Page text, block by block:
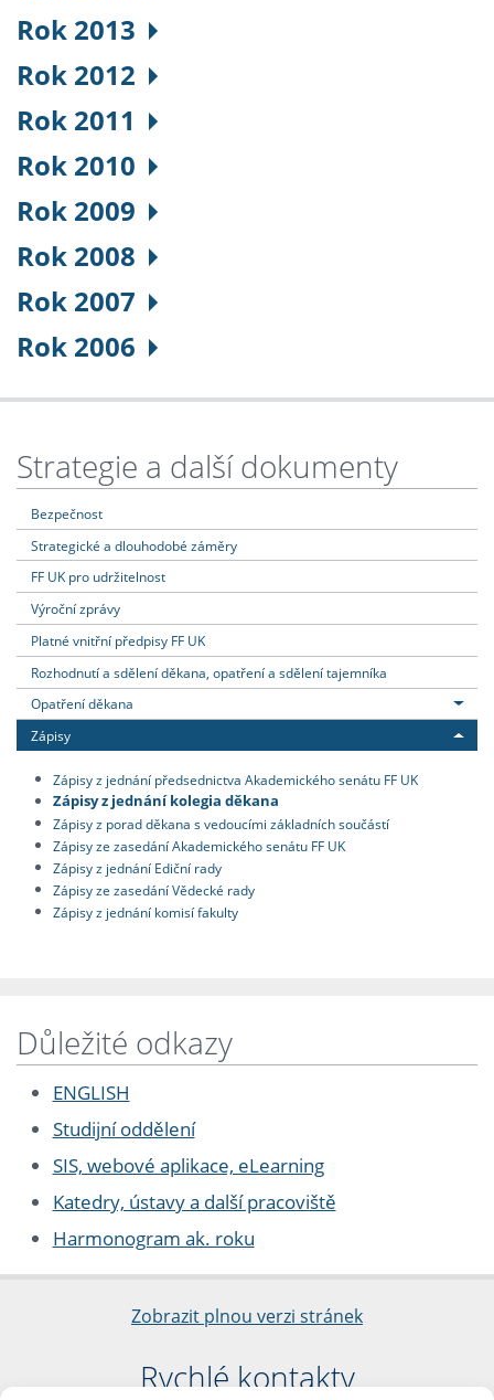
Rok 2013
Rok 2012
Rok 2011
Rok 2010
Rok 2009
Rok 2008
Rok 2007
Rok 2006
Strategie a další dokumenty
Bezpečnost
Strategické a dlouhodobé záměry
FF UK pro udržitelnost
Výroční zprávy
Platné vnitřní předpisy FF UK
Rozhodnutí a sdělení děkana, opatření a sdělení tajemníka
Opatření děkana
Zápisy
Zápisy z jednání předsednictva Akademického senátu FF UK
Zápisy z jednání kolegia děkana
Zápisy z porad děkana s vedoucími základních součástí
Zápisy ze zasedání Akademického senátu FF UK
Zápisy z jednání Ediční rady
Zápisy ze zasedání Vědecké rady
Zápisy z jednání komisí fakulty
Důležité odkazy
ENGLISH
Studijní oddělení
SIS, webové aplikace, eLearning
Katedry, ústavy a další pracoviště
Harmonogram ak. roku
Zobrazit plnou verzi stránek
Rychlé kontakty